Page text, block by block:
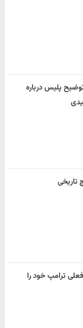
پلیس درباره
تاریخی
ترامپ خود را